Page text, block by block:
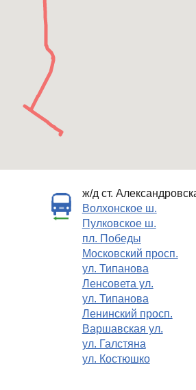
ж/д ст.
Волхонское ш.
Пулковское ш.
пл. Победы
Московский просп.
ул. Типанова
Ленсовета ул.
ул. Типанова
Ленинский просп.
Варшавская ул.
ул. Галстяна
ул. Костюшко